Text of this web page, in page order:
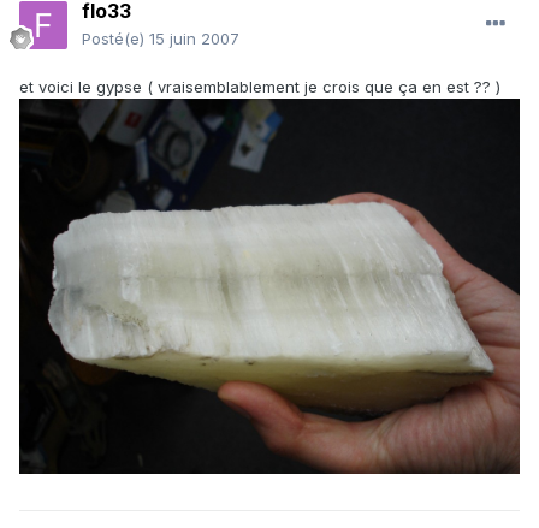
flo33
Posté(e) 15 juin 2007
et voici le gypse ( vraisemblablement je crois que ça en est ?? )